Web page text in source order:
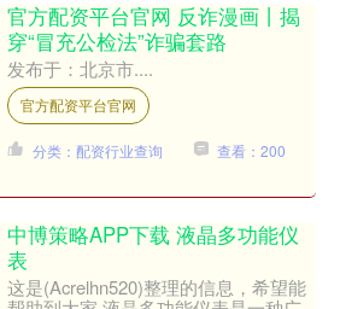
官方配资平台官网 反诈漫画丨揭
穿“冒充公检法”诈骗套路
发布于：北京市....
官方配资平台官网
分类：配资行业查询 查看：200
中博策略APP下载 液晶多功能仪
表
这是(Acrelhn520)整理的信息，希望能